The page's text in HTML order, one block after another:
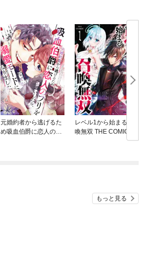
元婚約者から逃げるた
め吸血伯爵に恋人のフ
レベル1から始まる召
喚無双 THE COMIC
もっと見る